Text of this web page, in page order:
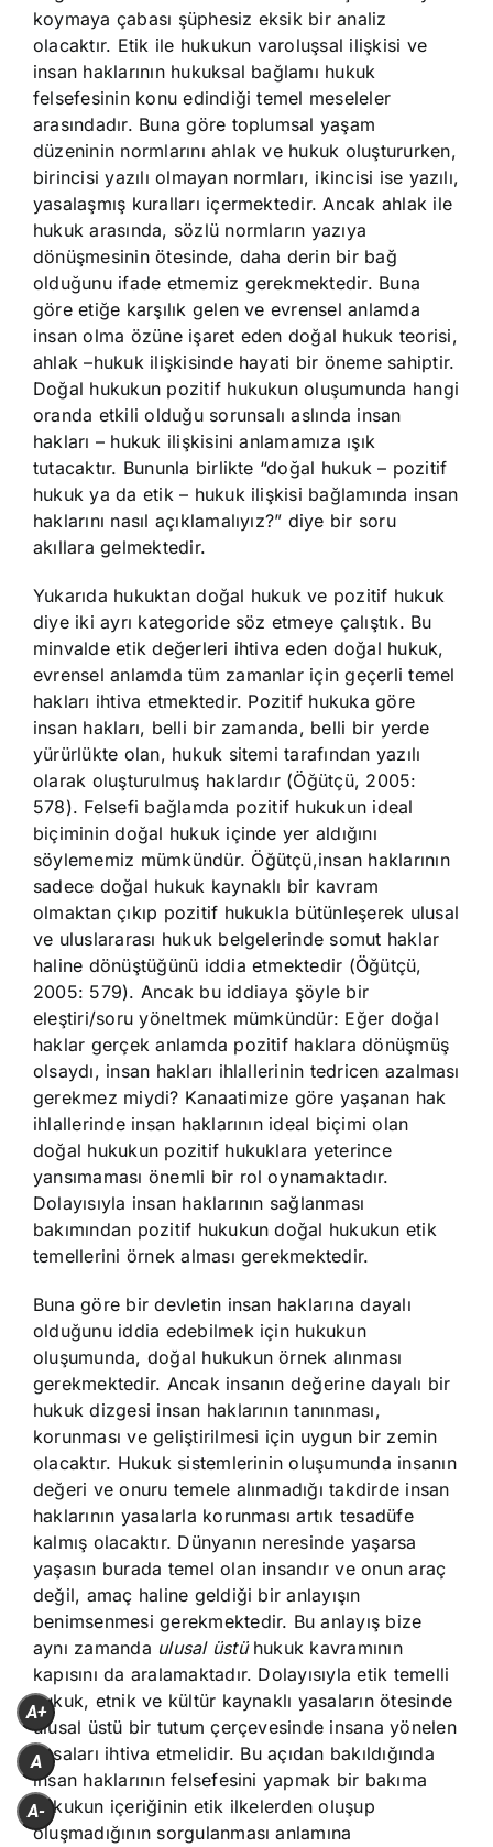
koymaya çabası şüphesiz eksik bir analiz
olacaktır. Etik ile hukukun varoluşsal ilişkisi ve
insan haklarının hukuksal bağlamı hukuk
felsefesinin konu edindiği temel meseleler
arasındadır. Buna göre toplumsal yaşam
düzeninin normlarını ahlak ve hukuk oluştururken,
birincisi yazılı olmayan normları, ikincisi ise yazılı,
yasalaşmış kuralları içermektedir. Ancak ahlak ile
hukuk arasında, sözlü normların yazıya
dönüşmesinin ötesinde, daha derin bir bağ
olduğunu ifade etmemiz gerekmektedir. Buna
göre etiğe karşılık gelen ve evrensel anlamda
insan olma özüne işaret eden doğal hukuk teorisi,
ahlak –hukuk ilişkisinde hayati bir öneme sahiptir.
Doğal hukukun pozitif hukukun oluşumunda hangi
oranda etkili olduğu sorunsalı aslında insan
hakları – hukuk ilişkisini anlamamıza ışık
tutacaktır. Bununla birlikte “doğal hukuk – pozitif
hukuk ya da etik – hukuk ilişkisi bağlamında insan
haklarını nasıl açıklamalıyız?” diye bir soru
akıllara gelmektedir.
Yukarıda hukuktan doğal hukuk ve pozitif hukuk
diye iki ayrı kategoride söz etmeye çalıştık. Bu
minvalde etik değerleri ihtiva eden doğal hukuk,
evrensel anlamda tüm zamanlar için geçerli temel
hakları ihtiva etmektedir. Pozitif hukuka göre
insan hakları, belli bir zamanda, belli bir yerde
yürürlükte olan, hukuk sitemi tarafından yazılı
olarak oluşturulmuş haklardır (Öğütçü, 2005:
578). Felsefi bağlamda pozitif hukukun ideal
biçiminin doğal hukuk içinde yer aldığını
söylememiz mümkündür. Öğütçü,insan haklarının
sadece doğal hukuk kaynaklı bir kavram
olmaktan çıkıp pozitif hukukla bütünleşerek ulusal
ve uluslararası hukuk belgelerinde somut haklar
haline dönüştüğünü iddia etmektedir (Öğütçü,
2005: 579). Ancak bu iddiaya şöyle bir
eleştiri/soru yöneltmek mümkündür: Eğer doğal
haklar gerçek anlamda pozitif haklara dönüşmüş
olsaydı, insan hakları ihlallerinin tedricen azalması
gerekmez miydi? Kanaatimize göre yaşanan hak
ihlallerinde insan haklarının ideal biçimi olan
doğal hukukun pozitif hukuklara yeterince
yansımaması önemli bir rol oynamaktadır.
Dolayısıyla insan haklarının sağlanması
bakımından pozitif hukukun doğal hukukun etik
temellerini örnek alması gerekmektedir.
Buna göre bir devletin insan haklarına dayalı
olduğunu iddia edebilmek için hukukun
oluşumunda, doğal hukukun örnek alınması
gerekmektedir. Ancak insanın değerine dayalı bir
hukuk dizgesi insan haklarının tanınması,
korunması ve geliştirilmesi için uygun bir zemin
olacaktır. Hukuk sistemlerinin oluşumunda insanın
değeri ve onuru temele alınmadığı takdirde insan
haklarının yasalarla korunması artık tesadüfe
kalmış olacaktır. Dünyanın neresinde yaşarsa
yaşasın burada temel olan insandır ve onun araç
değil, amaç haline geldiği bir anlayışın
benimsenmesi gerekmektedir. Bu anlayış bize
aynı zamanda ulusal üstü hukuk kavramının
kapısını da aralamaktadır. Dolayısıyla etik temelli
hukuk, etnik ve kültür kaynaklı yasaların ötesinde
ulusal üstü bir tutum çerçevesinde insana yönelen
yasaları ihtiva etmelidir. Bu açıdan bakıldığında
insan haklarının felsefesini yapmak bir bakıma
hukukun içeriğinin etik ilkelerden oluşup
oluşmadığının sorgulanması anlamına
A+
A
A-